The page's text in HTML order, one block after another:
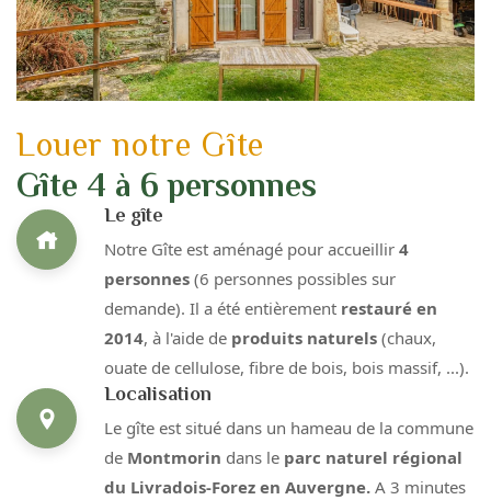
Louer notre Gîte
Gîte 4 à 6 personnes
Le gîte
Notre Gîte est aménagé pour accueillir 4
personnes (6 personnes possibles sur
demande). Il a été entièrement restauré en
2014, à l'aide de produits naturels (chaux,
ouate de cellulose, fibre de bois, bois massif, ...).
Localisation
Le gîte est situé dans un hameau de la commune
de Montmorin dans le parc naturel régional
du Livradois-Forez en Auvergne. A 3 minutes